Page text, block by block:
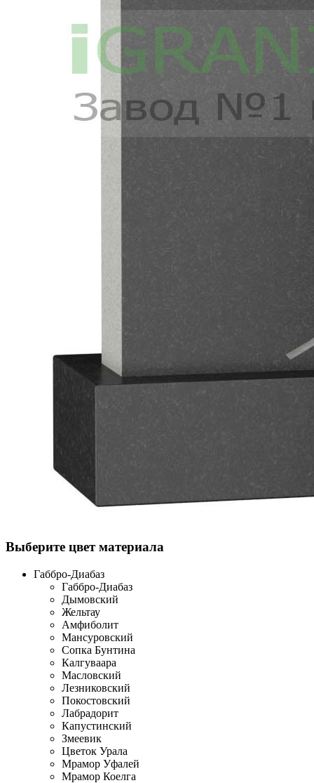
Выберите цвет материала
Габбро-Диабаз
Габбро-Диабаз
Дымовский
Жельтау
Амфиболит
Мансуровский
Сопка Бунтина
Калгуваара
Масловский
Лезниковский
Покостовский
Лабрадорит
Капустинский
Змеевик
Цветок Урала
Мрамор Уфалей
Мрамор Коелга